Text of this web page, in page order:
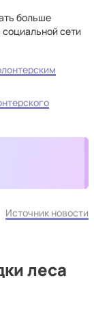
больше
социальной сети
Источник новости
леса